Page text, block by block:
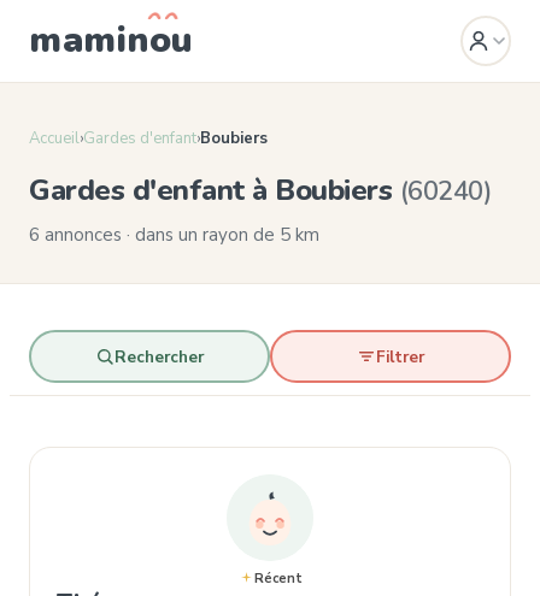
maminou
Accueil›Gardes d'enfant›Boubiers
Gardes d'enfant à Boubiers (60240)
6 annonces · dans un rayon de 5 km
Rechercher Filtrer
Récent